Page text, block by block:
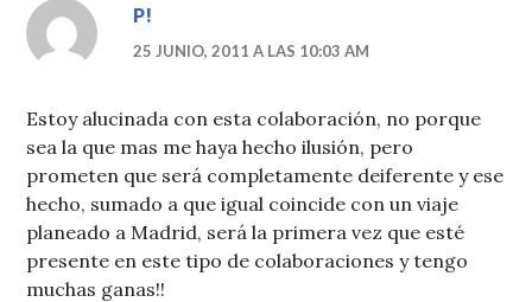
P!
25 JUNIO, 2011 A LAS 10:03 AM
Estoy alucinada con esta colaboración, no porque
sea la que mas me haya hecho ilusión, pero
prometen que será completamente deiferente y ese
hecho, sumado a que igual coincide con un viaje
planeado a Madrid, será la primera vez que esté
presente en este tipo de colaboraciones y tengo
muchas ganas!!